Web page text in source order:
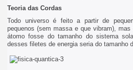
Teoria das Cordas
Todo universo é feito a partir de
pequenos (sem massa e que vibram),
átomo fosse do tamanho do sistema
desses filetes de energia seria do tamanho